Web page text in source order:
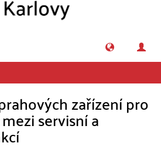
zařízení pro
servisní a